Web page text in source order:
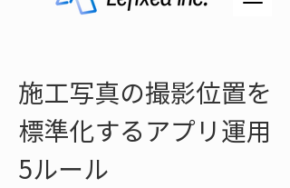
施工写真の撮影位置を
標準化するアプリ運用
5ルール